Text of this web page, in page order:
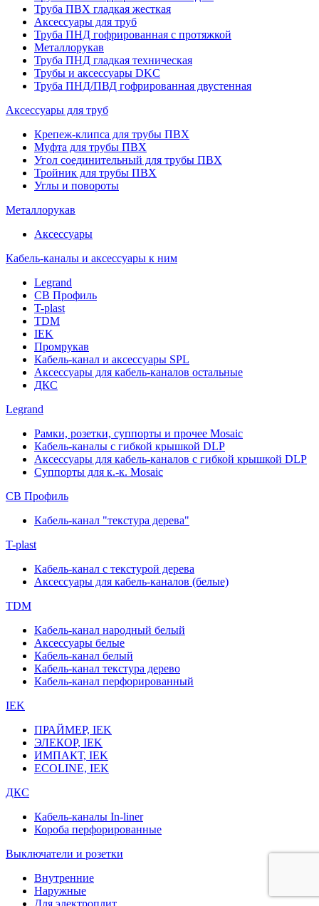
Труба ПВХ гладкая жесткая
Аксессуары для труб
Труба ПНД гофрированная с протяжкой
Металлорукав
Труба ПНД гладкая техническая
Трубы и аксессуары DKC
Труба ПНД/ПВД гофрированная двустенная
Аксессуары для труб
Крепеж-клипса для трубы ПВХ
Муфта для трубы ПВХ
Угол соединительный для трубы ПВХ
Тройник для трубы ПВХ
Углы и повороты
Металлорукав
Аксессуары
Кабель-каналы и аксессуары к ним
Legrand
СВ Профиль
T-plast
TDM
IEK
Промрукав
Кабель-канал и аксессуары SPL
Аксессуары для кабель-каналов остальные
ДКС
Legrand
Рамки, розетки, суппорты и прочее Mosaic
Кабель-каналы с гибкой крышкой DLP
Аксессуары для кабель-каналов с гибкой крышкой DLP
Суппорты для к.-к. Mosaic
СВ Профиль
Кабель-канал "текстура дерева"
T-plast
Кабель-канал с текстурой дерева
Аксессуары для кабель-каналов (белые)
TDM
Кабель-канал народный белый
Аксессуары белые
Кабель-канал белый
Кабель-канал текстура дерево
Кабель-канал перфорированный
IEK
ПРАЙМЕР, IEK
ЭЛЕКОР, IEK
ИМПАКТ, IEK
ECOLINE, IEK
ДКС
Кабель-каналы In-liner
Короба перфорированные
Выключатели и розетки
Внутренние
Наружные
Для электроплит